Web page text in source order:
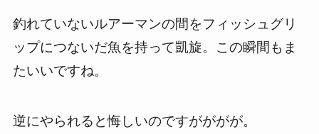
釣れていないルアーマンの間をフィッシュグリ
ップにつないだ魚を持って凱旋。この瞬間もま
たいいですね。
逆にやられると悔しいのですがががが。